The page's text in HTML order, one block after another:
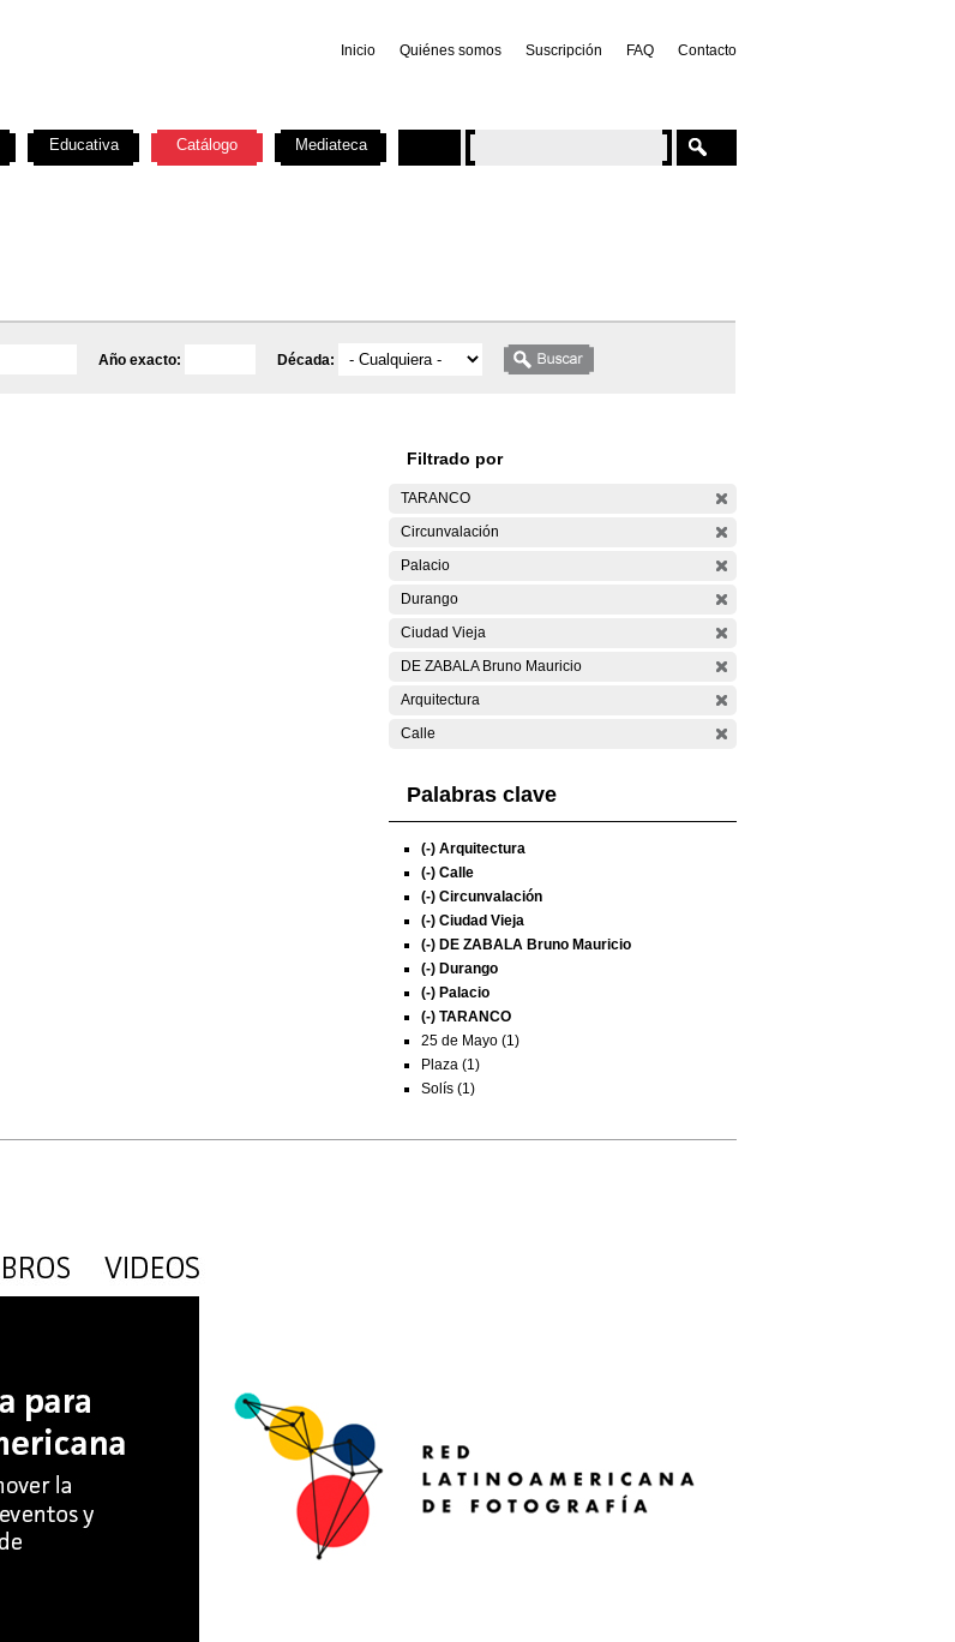
Inicio Quiénes somos Suscripción FAQ Contacto
Año exacto: Década:
Filtrado por
TARANCO
Circunvalación
Palacio
Durango
Ciudad Vieja
DE ZABALA Bruno Mauricio
Arquitectura
Calle
Palabras clave
(-) Arquitectura
(-) Calle
(-) Circunvalación
(-) Ciudad Vieja
(-) DE ZABALA Bruno Mauricio
(-) Durango
(-) Palacio
(-) TARANCO
25 de Mayo (1)
Plaza (1)
Solís (1)
Educativa Catálogo Mediateca